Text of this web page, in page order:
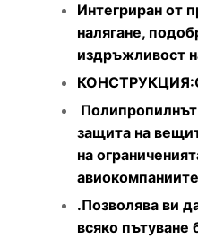
Интегриран от
налягане,
издръжливост
Полипропилнът
защита на
на
авиокомпаниите
.Позволява ви
всяко пътуване